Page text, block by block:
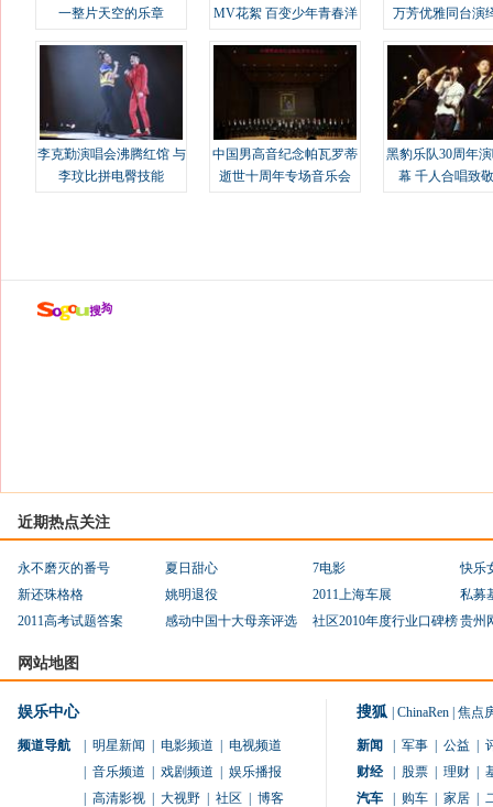
一整片天空的乐章
MV花絮 百变少年青春洋
万芳优雅同台演
李克勤演唱会沸腾红馆 与
李玟比拼电臀技能
中国男高音纪念帕瓦罗蒂
逝世十周年专场音乐会
黑豹乐队30周年
幕 千人合唱致
近期热点关注
永不磨灭的番号 夏日甜心 7电影
快乐
新还珠格格
姚明退役 2011上海车展
私募
2011高考试题答案
感动中国十大母亲评选 社区2010年度行业口碑榜贵州
网站地图
娱乐中心
频道导航 明星新闻 电影频道
电视频道
音乐频道 戏剧频道
娱乐播报
高清影视 大视野 社区 博客
搜狐 ChinaRen 焦点
新闻 军事 公益
财经
股票 理财
汽车
购车 家居